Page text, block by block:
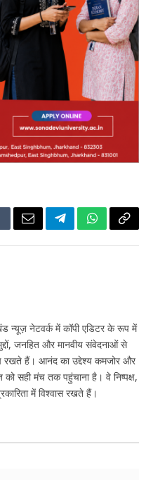
EmailTelegramWhatsApp
Copy
न्यूज़ नेटवर्क में कॉपी एडिटर के रूप में
जनहित और मानवीय संवेदनाओं से
रखते हैं। आनंद का उद्देश्य कमजोर और
सही मंच तक पहुंचाना है। वे निष्पक्ष,
में विश्वास रखते हैं।